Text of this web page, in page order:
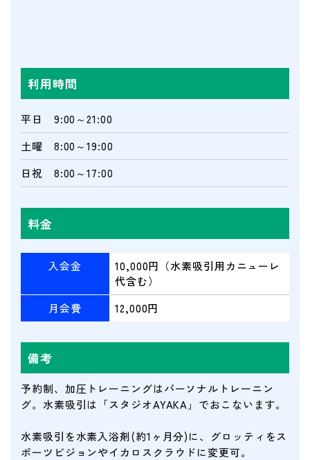
利用時間
平日 9:00～21:00
土曜 8:00～19:00
日祝 8:00～17:00
料金
入会金
10,000円（水素吸引用カニューレ
代含む）
月会費
12,000円
備考
予約制、加圧トレーニングはパーソナルトレーニン
グ。水素吸引は「スタジオAYAKA」でおこないます。
水素吸引を水素入浴剤(約1ヶ月分)に、グロッティをス
ポーツビジョンやイカロスクラウドに変更可。